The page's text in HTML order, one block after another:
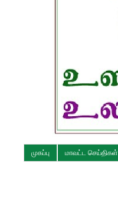
முகப்பு மாவட்ட செய்திகள்